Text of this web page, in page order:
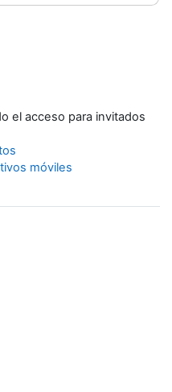
el acceso para invitados
móviles